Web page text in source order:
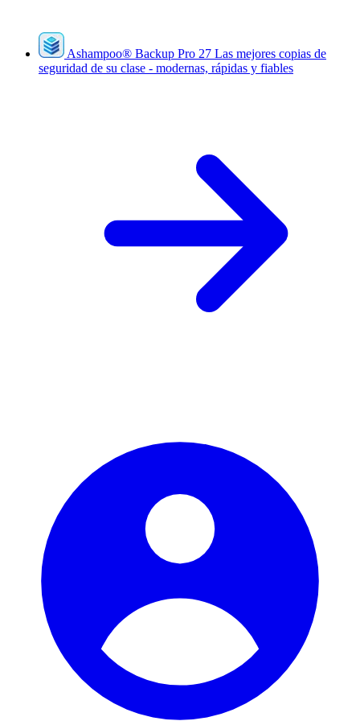
Ashampoo® Backup Pro 27 Las mejores copias de
seguridad de su clase - modernas, rápidas y fiables